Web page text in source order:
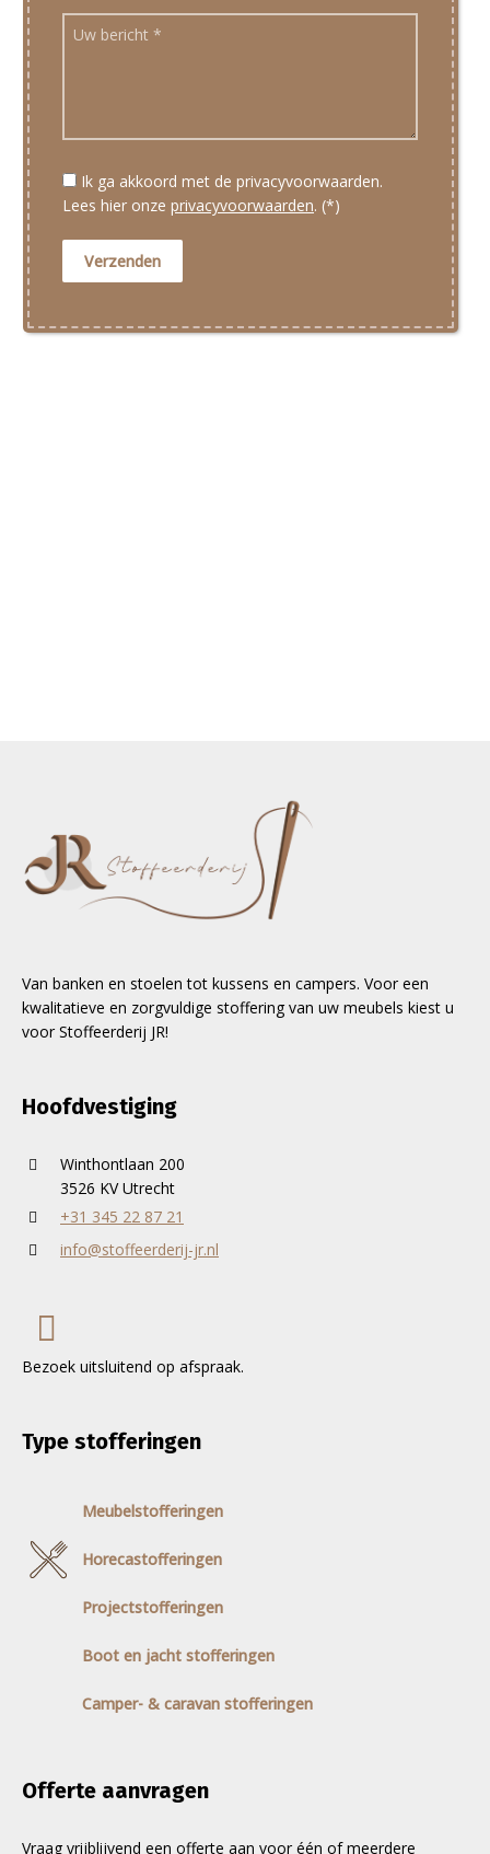
Ik ga akkoord met de privacyvoorwaarden.
Lees hier onze privacyvoorwaarden. (*)
Van banken en stoelen tot kussens en campers. Voor een
kwalitatieve en zorgvuldige stoffering van uw meubels kiest u
voor Stoffeerderij JR!
Hoofdvestiging
Winthontlaan 200
3526 KV Utrecht
+31 345 22 87 21
info@stoffeerderij-jr.nl
Bezoek uitsluitend op afspraak.
Type stofferingen
Meubelstofferingen
Horecastofferingen
Projectstofferingen
Boot en jacht stofferingen
Camper- & caravan stofferingen
Offerte aanvragen
Vraag vrijblijvend een offerte aan voor één of meerdere